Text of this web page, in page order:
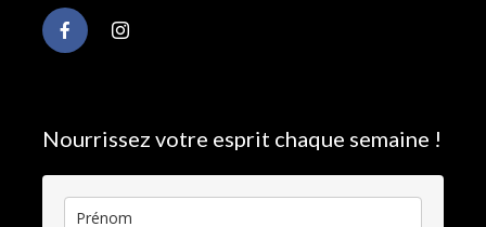
Nourrissez votre esprit chaque semaine !